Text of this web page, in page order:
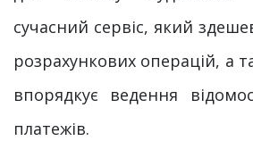
сучасний сервіс, який
розрахункових операцій, а
впорядкує ведення
платежів.